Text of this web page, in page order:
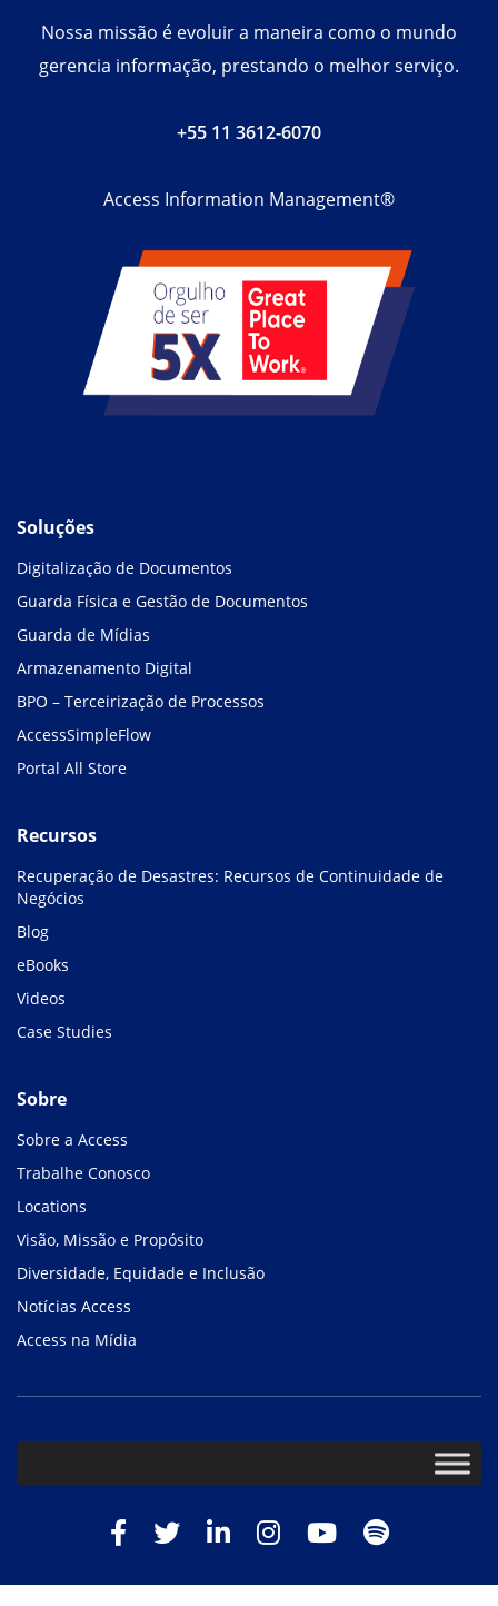
Nossa missão é evoluir a maneira como o mundo
gerencia informação, prestando o melhor serviço.
+55 11 3612-6070
Access Information Management®
Soluções
Digitalização de Documentos
Guarda Física e Gestão de Documentos
Guarda de Mídias
Armazenamento Digital
BPO – Terceirização de Processos
AccessSimpleFlow
Portal All Store
Recursos
Recuperação de Desastres: Recursos de Continuidade de
Negócios
Blog
eBooks
Videos
Case Studies
Sobre
Sobre a Access
Trabalhe Conosco
Locations
Visão, Missão e Propósito
Diversidade, Equidade e Inclusão
Notícias Access
Access na Mídia
Facebook
TwitterLinkedIn
Instagram
YoutubeSpotify